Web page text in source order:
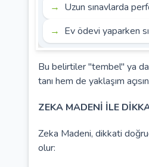
Uzun sınavlarda
Ev ödevi yaparken
Bu belirtiler "tembel" ya da
tanı hem de yaklaşım
ZEKA MADENİ İLE
Zeka Madeni, dikkati
olur: